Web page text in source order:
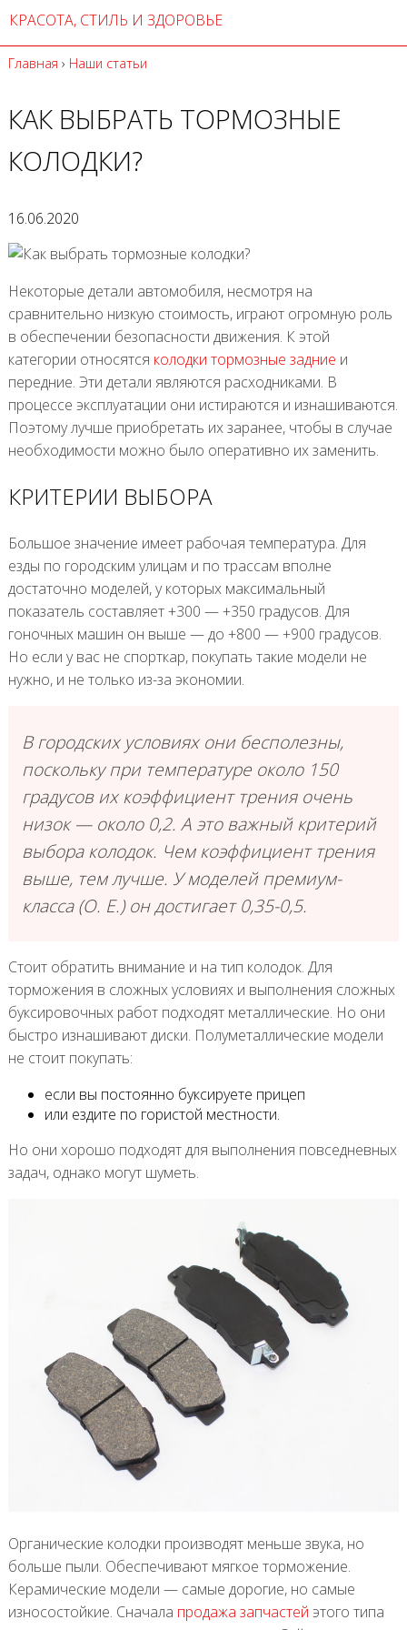
КРАСОТА, СТИЛЬ И ЗДОРОВЬЕ
Главная › Наши статьи
КАК ВЫБРАТЬ ТОРМОЗНЫЕ
КОЛОДКИ?
16.06.2020
Некоторые детали автомобиля, несмотря на
сравнительно низкую стоимость, играют огромную роль
в обеспечении безопасности движения. К этой
категории относятся колодки тормозные задние и
передние. Эти детали являются расходниками. В
процессе эксплуатации они истираются и изнашиваются.
Поэтому лучше приобретать их заранее, чтобы в случае
необходимости можно было оперативно их заменить.
КРИТЕРИИ ВЫБОРА
Большое значение имеет рабочая температура. Для
езды по городским улицам и по трассам вполне
достаточно моделей, у которых максимальный
показатель составляет +300 — +350 градусов. Для
гоночных машин он выше — до +800 — +900 градусов.
Но если у вас не спорткар, покупать такие модели не
нужно, и не только из-за экономии.
В городских условиях они бесполезны,
поскольку при температуре около 150
градусов их коэффициент трения очень
низок — около 0,2. А это важный критерий
выбора колодок. Чем коэффициент трения
выше, тем лучше. У моделей премиум-
класса (О. Е.) он достигает 0,35-0,5.
Стоит обратить внимание и на тип колодок. Для
торможения в сложных условиях и выполнения сложных
буксировочных работ подходят металлические. Но они
быстро изнашивают диски. Полуметаллические модели
не стоит покупать:
если вы постоянно буксируете прицеп
или ездите по гористой местности.
Но они хорошо подходят для выполнения повседневных
задач, однако могут шуметь.
Органические колодки производят меньше звука, но
больше пыли. Обеспечивают мягкое торможение.
Керамические модели — самые дорогие, но самые
износостойкие. Сначала продажа запчастей этого типа